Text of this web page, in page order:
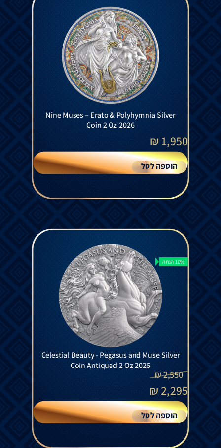
Nine Muses – Erato & Polyhymnia Silver
Coin 2 Oz 2026
1,950
₪
הוספה לסל
10% הנחה
Celestial Beauty - Pegasus and Muse Silver
Coin Antiqued 2 Oz 2026
2,550
₪
2,295
₪
הוספה לסל